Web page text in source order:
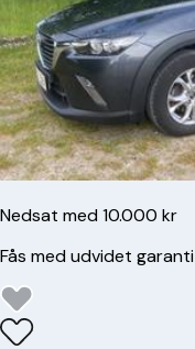
Nedsat med 10.000 kr
Fås med udvidet garanti